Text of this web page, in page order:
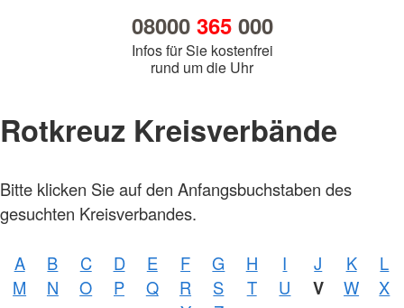
08000 365000
Infos für Sie kostenfrei
rund um die Uhr
Rotkreuz Kreisverbände
Bitte klicken Sie auf den Anfangsbuchstaben des
gesuchten Kreisverbandes.
A B C D E F G H I J K
L
M
N O P Q R S T U V W
X